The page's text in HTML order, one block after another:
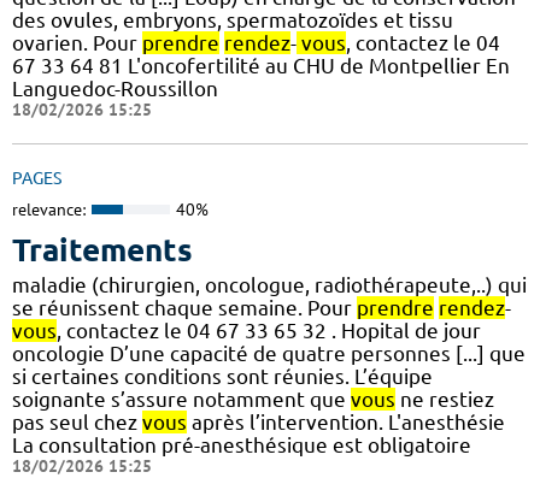
des ovules, embryons, spermatozoïdes et tissu
ovarien. Pour prendre rendez- vous, contactez le 04
67 33 64 81 L'oncofertilité au CHU de Montpellier En
Languedoc-Roussillon
18/02/2026 15:25
PAGES
relevance: 40%
Traitements
maladie (chirurgien, oncologue, radiothérapeute,..) qui
se réunissent chaque semaine. Pour prendre rendez-
vous, contactez le 04 67 33 65 32 . Hopital de jour
oncologie D’une capacité de quatre personnes [...] que
si certaines conditions sont réunies. L’équipe
soignante s’assure notamment que vous ne restiez
pas seul chez vous après l’intervention. L'anesthésie
La consultation pré-anesthésique est obligatoire
18/02/2026 15:25